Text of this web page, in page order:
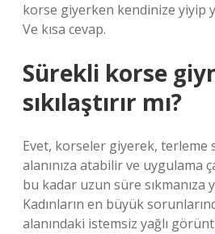
korse giyerken kendinize yiyip
Ve kısa cevap.
Sürekli korse
sıkılaştırır mı?
Evet, korseler giyerek, terleme
alanınıza atabilir ve uygulama
bu kadar uzun süre sıkmanıza
Kadınların en büyük
alanındaki istemsiz yağlı